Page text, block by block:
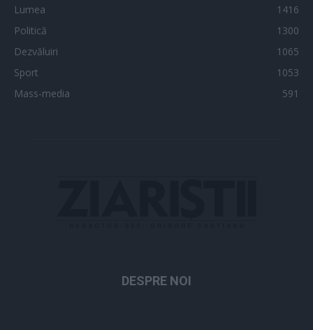
Lumea
1416
Politică
1300
Dezvăluiri
1065
Sport
1053
Mass-media
591
DESPRE NOI